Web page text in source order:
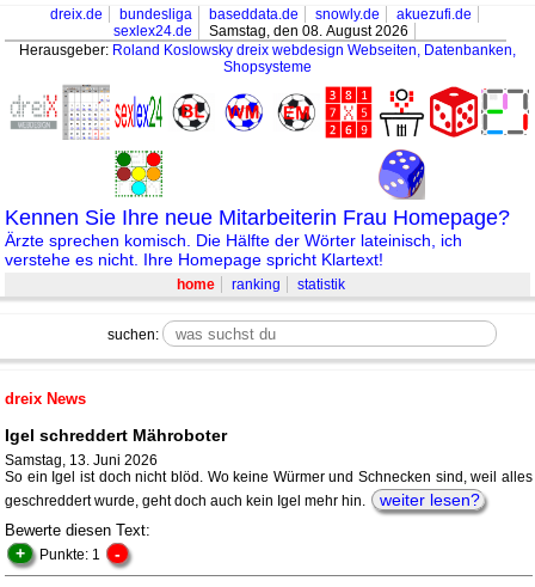
dreix.de bundesliga baseddata.de snowly.de
akuezufi.de
sexlex24.de
Samstag, den 08. August 2026
Herausgeber: Roland Koslowsky dreix webdesign Webseiten, Datenbanken,
Shopsysteme
Kennen Sie Ihre neue Mitarbeiterin Frau Homepage?
Ärzte sprechen komisch. Die Hälfte der Wörter lateinisch, ich
verstehe es nicht. Ihre Homepage spricht Klartext!
home ranking statistik
suchen:
dreix News
Igel schreddert Mähroboter
Samstag, 13. Juni 2026
So ein Igel ist doch nicht blöd. Wo keine Würmer und Schnecken sind, weil alles
geschreddert wurde, geht doch auch kein Igel mehr hin.
weiter lesen?
Bewerte diesen Text:
+ Punkte: 1 -